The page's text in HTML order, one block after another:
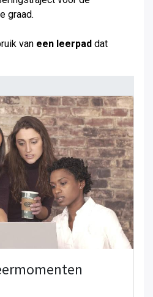
graad.
van een leerpad dat